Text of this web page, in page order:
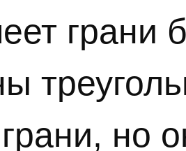
грани
но